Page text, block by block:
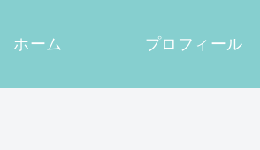
ホーム プロフィール